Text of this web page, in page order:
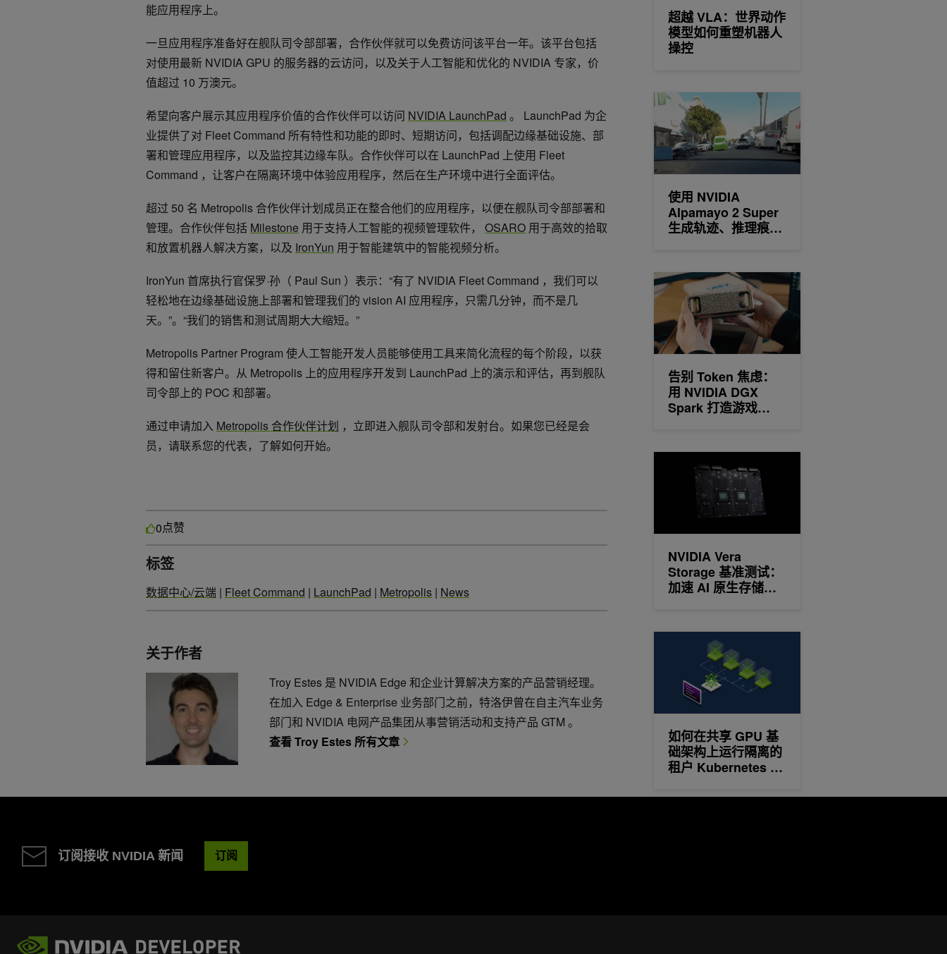
能应用程序上。
一旦应用程序准备好在舰队司令部部署，合作伙伴就可以免费访问该平台一年。该平台包括
对使用最新 NVIDIA GPU 的服务器的云访问，以及关于人工智能和优化的 NVIDIA 专家，价
值超过 10 万澳元。
希望向客户展示其应用程序价值的合作伙伴可以访问 NVIDIA LaunchPad 。 LaunchPad 为企
业提供了对 Fleet Command 所有特性和功能的即时、短期访问，包括调配边缘基础设施、部
署和管理应用程序，以及监控其边缘车队。合作伙伴可以在 LaunchPad 上使用 Fleet
Command ，让客户在隔离环境中体验应用程序，然后在生产环境中进行全面评估。
超过 50 名 Metropolis 合作伙伴计划成员正在整合他们的应用程序，以便在舰队司令部部署和
管理。合作伙伴包括 Milestone 用于支持人工智能的视频管理软件， OSARO 用于高效的拾取
和放置机器人解决方案，以及 IronYun 用于智能建筑中的智能视频分析。
IronYun 首席执行官保罗·孙（ Paul Sun ）表示：“有了 NVIDIA Fleet Command ，我们可以
轻松地在边缘基础设施上部署和管理我们的 vision AI 应用程序，只需几分钟，而不是几
天。”。“我们的销售和测试周期大大缩短。”
Metropolis Partner Program 使人工智能开发人员能够使用工具来简化流程的每个阶段，以获
得和留住新客户。从 Metropolis 上的应用程序开发到 LaunchPad 上的演示和评估，再到舰队
司令部上的 POC 和部署。
通过申请加入 Metropolis 合作伙伴计划 ，立即进入舰队司令部和发射台。如果您已经是会
员，请联系您的代表，了解如何开始。
0点赞
标签
数据中心/云端 | Fleet Command | LaunchPad | Metropolis | News
关于作者
Troy Estes 是 NVIDIA Edge 和企业计算解决方案的产品营销经理。
在加入 Edge & Enterprise 业务部门之前，特洛伊曾在自主汽车业务
部门和 NVIDIA 电网产品集团从事营销活动和支持产品 GTM 。
查看 Troy Estes 所有文章
超越 VLA：世界动作
模型如何重塑机器人
操控
使用 NVIDIA
Alpamayo 2 Super
生成轨迹、推理痕迹
使用 NVIDIA Alpamayo 2 Super 生成轨迹、推理痕迹和自动标
告别 Token 焦虑：
用 NVIDIA DGX
Spark 打造游戏
告别 Token 焦虑：用 NVIDIA DGX Spark 打造游戏 UGC 多智
NVIDIA Vera
Storage 基准测试：
加速 AI 原生存储的
如何在共享 GPU 基
础架构上运行隔离的
租户 Kubernetes 集
如何在共享 GPU 基础架构上运行隔离的租户 Kubernetes 集群
订阅接收 NVIDIA 新闻 订阅